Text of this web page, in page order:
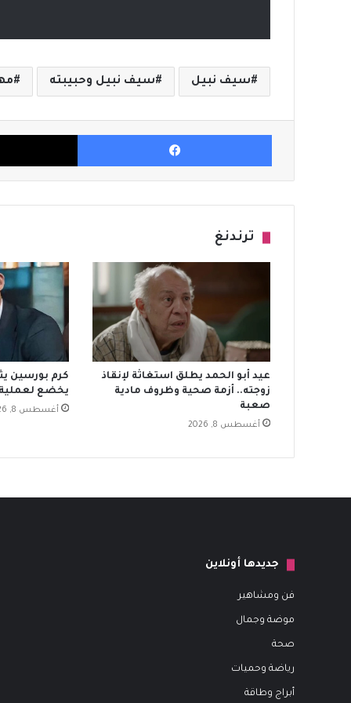
سيف نبيل سيف نبيل وحبيبته
فيسبوك
ترندنغ
عيد أبو الحمد يطلق استغاثة لإنقاذ
زوجته.. أزمة صحية وظروف مادية
صعبة
أغسطس 8, 2026
كرم بورسين
يخضع لعملية
أغسطس 8, 2026
جديدها أونلاين
فن ومشاهير
موضة وجمال
صحة
رياضة وحميات
أبراج وطاقة